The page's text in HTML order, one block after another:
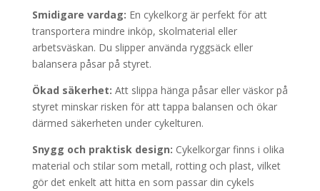
Smidigare vardag: En cykelkorg är perfekt för att
transportera mindre inköp, skolmaterial eller
arbetsväskan. Du slipper använda ryggsäck eller
balansera påsar på styret.
Ökad säkerhet: Att slippa hänga påsar eller väskor på
styret minskar risken för att tappa balansen och ökar
därmed säkerheten under cykelturen.
Snygg och praktisk design: Cykelkorgar finns i olika
material och stilar som metall, rotting och plast, vilket
gör det enkelt att hitta en som passar din cykels